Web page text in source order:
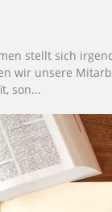
stellt sich
wir unsere
son...